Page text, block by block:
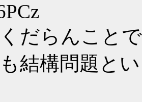
だらんこと
結構問題と